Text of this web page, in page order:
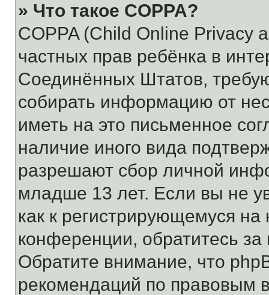
» Что такое COPPA?
COPPA (Child Online Privacy
частных прав ребёнка в
Соединённых Штатов,
собирать информацию от
иметь на это письменное
наличие иного вида
разрешают сбор личной
младше 13 лет. Если вы не
как к регистрирующемуся
конференции, обратитесь
Обратите внимание, что
рекомендаций по правовым